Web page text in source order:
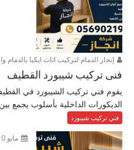
إنجاز الدمام لتركيب اثاث ايكيا
فنى تركيب شيبورد القطيف
يقوم فني تركيب الشيبورد في
الديكورات الداخلية بأسلوب يجمع
فني تركيب شيبورد
مايو 10, 2026